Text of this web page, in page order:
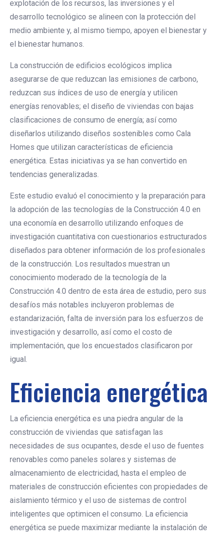
explotación de los recursos, las inversiones y el
desarrollo tecnológico se alineen con la protección del
medio ambiente y, al mismo tiempo, apoyen el bienestar y
el bienestar humanos.
La construcción de edificios ecológicos implica
asegurarse de que reduzcan las emisiones de carbono,
reduzcan sus índices de uso de energía y utilicen
energías renovables; el diseño de viviendas con bajas
clasificaciones de consumo de energía; así como
diseñarlos utilizando diseños sostenibles como Cala
Homes que utilizan características de eficiencia
energética. Estas iniciativas ya se han convertido en
tendencias generalizadas.
Este estudio evaluó el conocimiento y la preparación para
la adopción de las tecnologías de la Construcción 4.0 en
una economía en desarrollo utilizando enfoques de
investigación cuantitativa con cuestionarios estructurados
diseñados para obtener información de los profesionales
de la construcción. Los resultados muestran un
conocimiento moderado de la tecnología de la
Construcción 4.0 dentro de esta área de estudio, pero sus
desafíos más notables incluyeron problemas de
estandarización, falta de inversión para los esfuerzos de
investigación y desarrollo, así como el costo de
implementación, que los encuestados clasificaron por
igual.
Eficiencia energética
La eficiencia energética es una piedra angular de la
construcción de viviendas que satisfagan las
necesidades de sus ocupantes, desde el uso de fuentes
renovables como paneles solares y sistemas de
almacenamiento de electricidad, hasta el empleo de
materiales de construcción eficientes con propiedades de
aislamiento térmico y el uso de sistemas de control
inteligentes que optimicen el consumo. La eficiencia
energética se puede maximizar mediante la instalación de